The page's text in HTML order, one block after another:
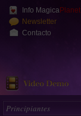
Info MagicaPlanet
Newsletter
Contacto
Principiantes